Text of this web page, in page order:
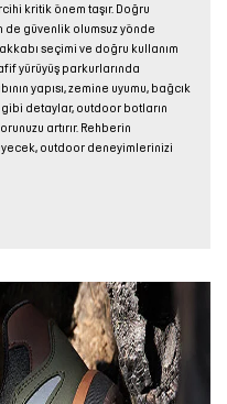
kritik önem taşır. Doğru
güvenlik olumsuz yönde
seçimi ve doğru kullanım
yürüyüş parkurlarında
yapısı, zemine uyumu, bağcık
gibi detaylar, outdoor botların
artırır. Rehberin
outdoor deneyimlerinizi